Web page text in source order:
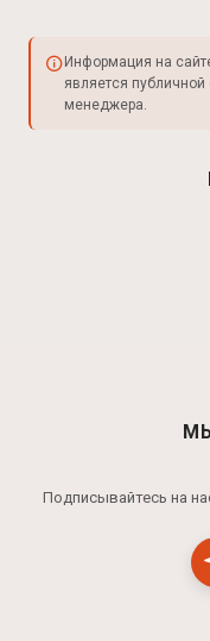
Информация на
является публичной
менеджера.
Подписывайтесь на